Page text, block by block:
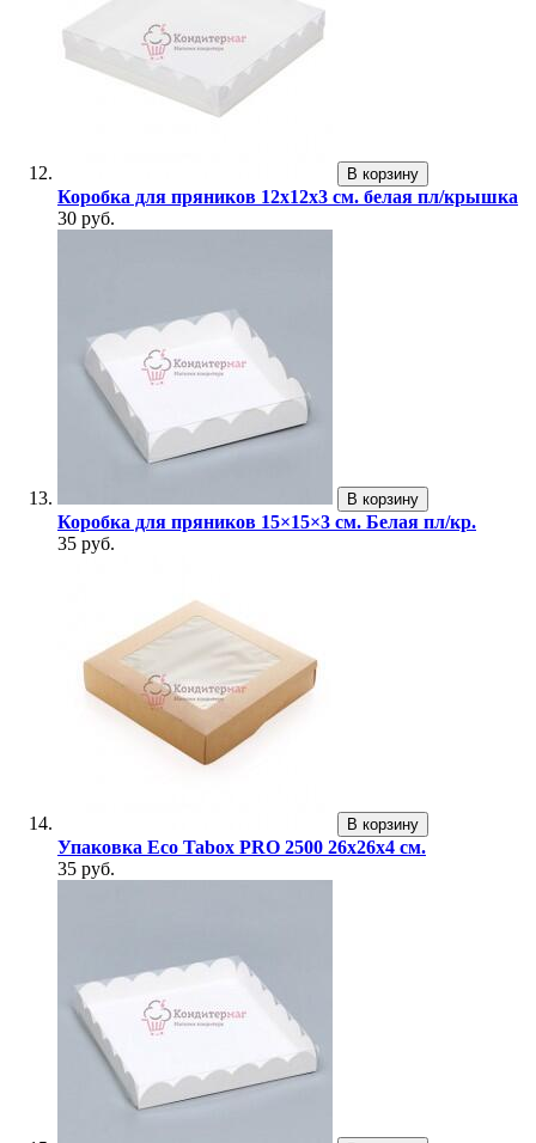
В корзину
Коробка для пряников 12х12х3 см. белая пл/крышка
30 руб.
В корзину
Коробка для пряников 15×15×3 см. Белая пл/кр.
35 руб.
В корзину
Упаковка Eco Tabox PRO 2500 26х26х4 см.
35 руб.